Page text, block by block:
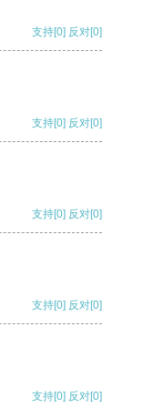
支持[0] 反对[0]
支持[0] 反对[0]
支持[0] 反对[0]
支持[0] 反对[0]
支持[0] 反对[0]